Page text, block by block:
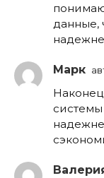
данные,
Марк